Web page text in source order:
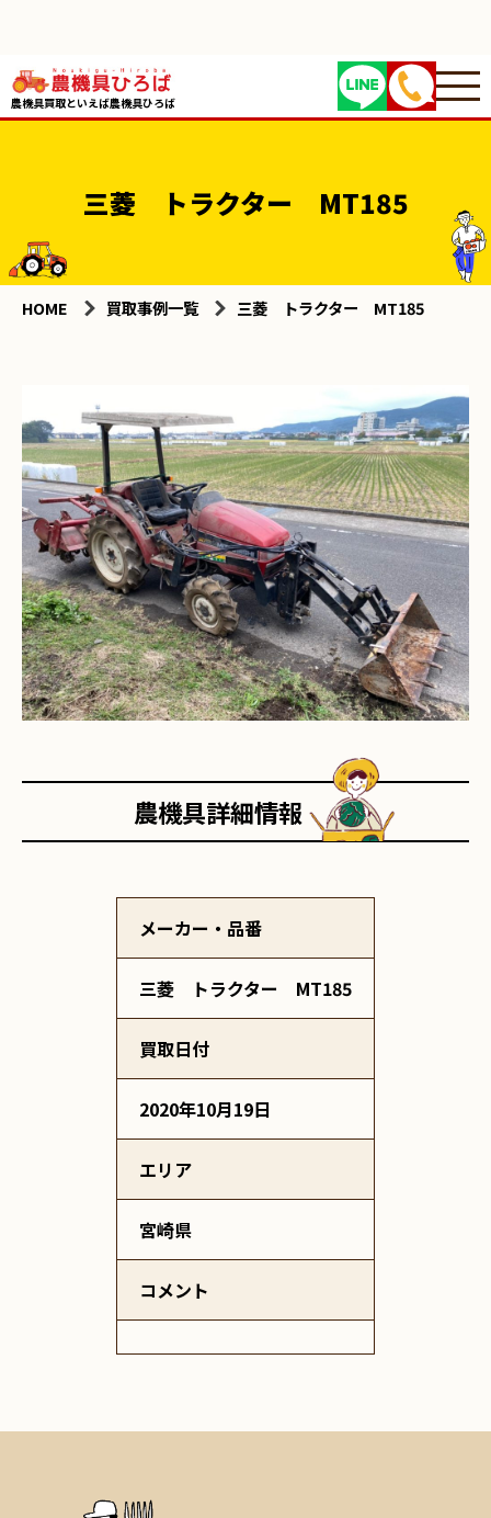
農機具買取といえば農機具ひろば
三菱 トラクター MT185
HOME 買取事例一覧 三菱 トラクター MT185
農機具詳細情報
メーカー・品番
三菱 トラクター MT185
買取日付
2020年10月19日
エリア
宮崎県
コメント